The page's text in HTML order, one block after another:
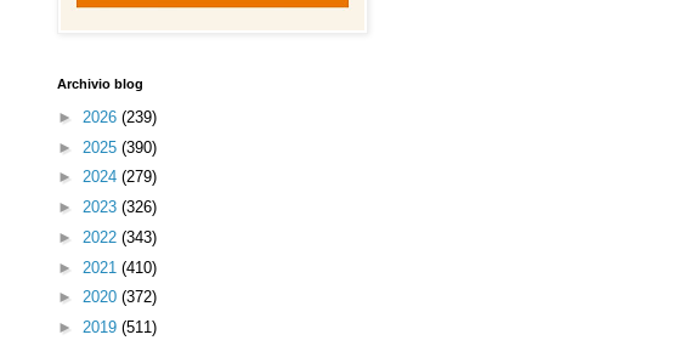
Archivio blog
► 2026 (239)
► 2025 (390)
► 2024 (279)
► 2023 (326)
► 2022 (343)
► 2021 (410)
► 2020 (372)
► 2019 (511)